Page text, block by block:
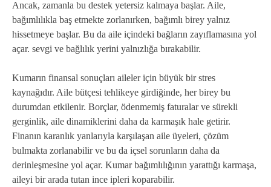
Ancak, zamanla bu destek yetersiz kalmaya başlar. Aile,
bağımlılıkla baş etmekte zorlanırken, bağımlı birey yalnız
hissetmeye başlar. Bu da aile içindeki bağların zayıflamasına yol
açar. sevgi ve bağlılık yerini yalnızlığa bırakabilir.
Kumarın finansal sonuçları aileler için büyük bir stres
kaynağıdır. Aile bütçesi tehlikeye girdiğinde, her birey bu
durumdan etkilenir. Borçlar, ödenmemiş faturalar ve sürekli
gerginlik, aile dinamiklerini daha da karmaşık hale getirir.
Finanın karanlık yanlarıyla karşılaşan aile üyeleri, çözüm
bulmakta zorlanabilir ve bu da içsel sorunların daha da
derinleşmesine yol açar. Kumar bağımlılığının yarattığı karmaşa,
aileyi bir arada tutan ince ipleri koparabilir.